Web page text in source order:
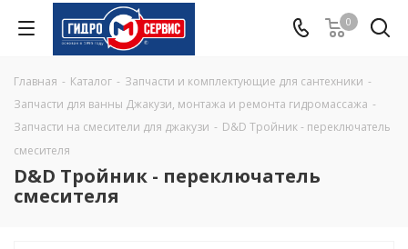
0
Главная - Каталог - Запчасти и комплектующие для сантехники -
Запчасти для ванны Джакузи, монтажа и ремонта гидромассажа -
Запчасти на смесители для джакузи - D&D Тройник - переключатель
смесителя
D&D Тройник - переключатель
смесителя